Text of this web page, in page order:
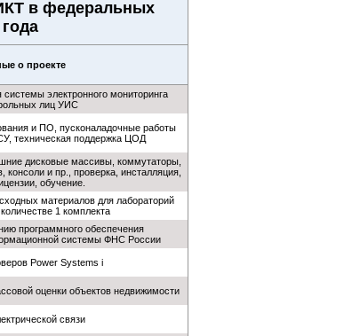
в федеральных
о проекте
электронного мониторинга
лиц УИС
и ПО, пусконаладочные работы
техническая поддержка ЦОД
дисковые массивы, коммутаторы,
и пр., проверка, инсталляция,
обучение.
материалов для лабораторий
1 комплекта
программного обеспечения
системы ФНС России
Power Systems i
оценки объектов недвижимости
связи